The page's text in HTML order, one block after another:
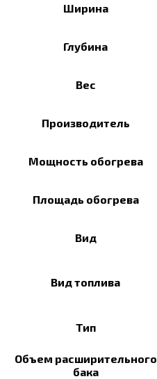
Ширина
Глубина
Вес
Производитель
Мощность обогрева
Площадь обогрева
Вид
Вид топлива
Тип
Объем расширительного
бака